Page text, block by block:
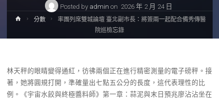
Posted by admin on 2026 年 2 月 24 日
Home分數
率團列席雙城論壇 臺北副市長：將簽兩一起配合備秀傳醫
院巡檢忘錄
林天秤的眼睛變得通紅，彷彿兩個正在進行精密測量的電子磅秤。接
著，她將圓規打開，準確量出七點五公分的長度，這代表理性的比
例。《宇宙水餃與終極醬料師》第一章：蒜泥與末日預兆廖沾沾坐在